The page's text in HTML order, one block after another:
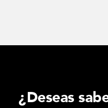
¿Deseas